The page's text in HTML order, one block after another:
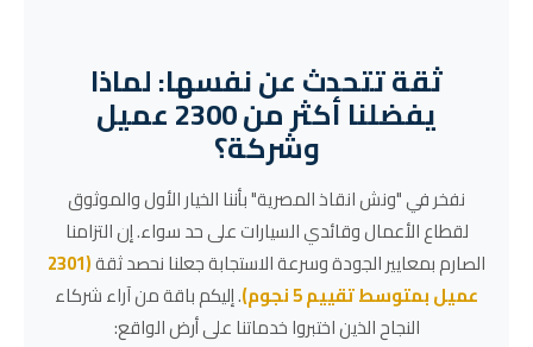
ثقة تتحدث عن نفسها: لماذا
يفضلنا أكثر من 2300 عميل
وشركة؟
نفخر في "ونش انقاذ المصرية" بأننا الخيار الأول والموثوق
لقطاع الأعمال وقائدي السيارات على حد سواء. إن التزامنا
الصارم بمعايير الجودة وسرعة الاستجابة جعلنا نحصد ثقة (2301
عميل بمتوسط تقييم 5 نجوم)
. إليكم باقة من آراء شركاء
النجاح الذين اختبروا خدماتنا على أرض الواقع: